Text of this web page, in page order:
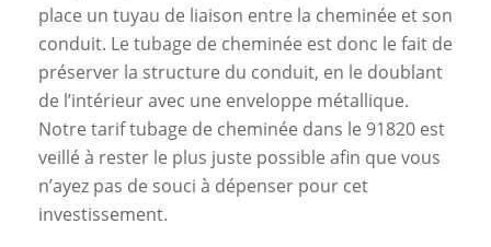
place un tuyau de liaison entre la cheminée et son
conduit. Le tubage de cheminée est donc le fait de
préserver la structure du conduit, en le doublant
de l’intérieur avec une enveloppe métallique.
Notre tarif tubage de cheminée dans le 91820 est
veillé à rester le plus juste possible afin que vous
n’ayez pas de souci à dépenser pour cet
investissement.